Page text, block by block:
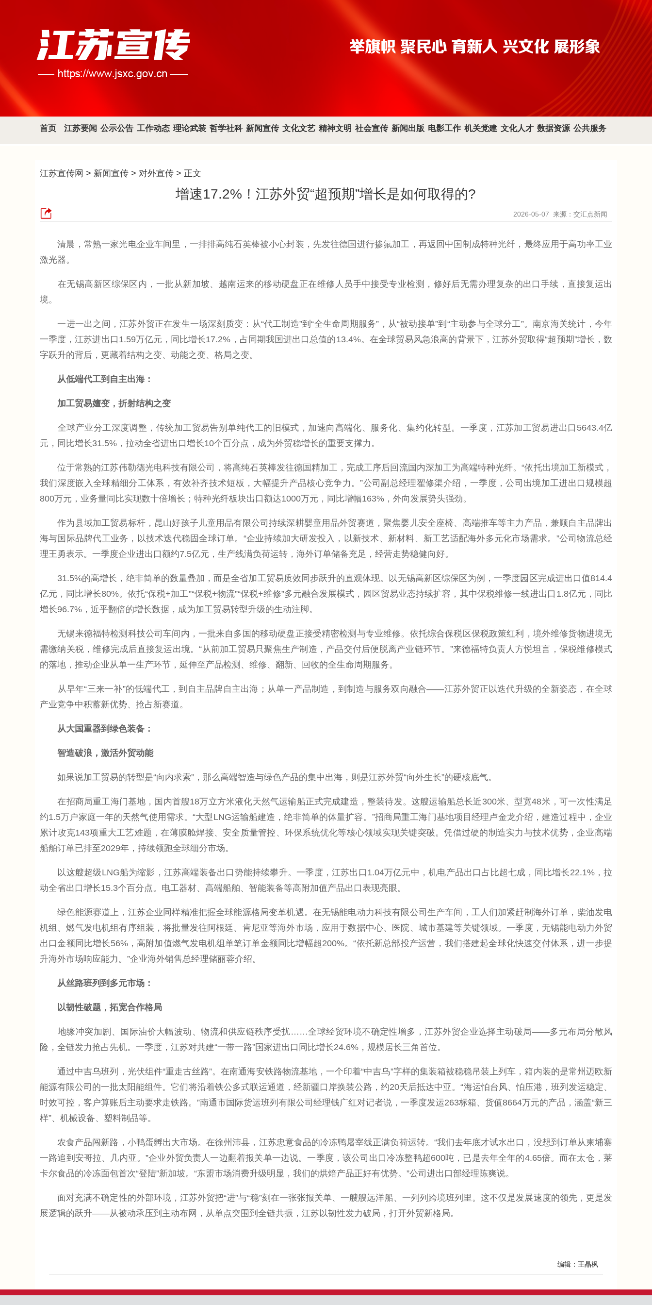
首页 江苏要闻 公示公告 工作动态 理论武装 哲学社科 新闻宣传 文化文艺 精神文明 社会宣传 新闻出版 电影工作 机关党建 文化人才 数据资源 公共服务
江苏宣传网 > 新闻宣传 > 对外宣传 > 正文
增速17.2%！江苏外贸“超预期”增长是如何取得的?
2026-05-07 来源：交汇点新闻
清晨，常熟一家光电企业车间里，一排排高纯石英棒被小心封装，先发往德国进行掺氟加工，再返回中国制成特种光纤，最终应用于高功率工业
激光器。
在无锡高新区综保区内，一批从新加坡、越南运来的移动硬盘正在维修人员手中接受专业检测，修好后无需办理复杂的出口手续，直接复运出
境。
一进一出之间，江苏外贸正在发生一场深刻质变：从“代工制造”到“全生命周期服务”，从“被动接单”到“主动参与全球分工”。南京海关统计，今年
一季度，江苏进出口1.59万亿元，同比增长17.2%，占同期我国进出口总值的13.4%。在全球贸易风急浪高的背景下，江苏外贸取得“超预期”增长，数
字跃升的背后，更藏着结构之变、动能之变、格局之变。
从低端代工到自主出海：
加工贸易嬗变，折射结构之变
全球产业分工深度调整，传统加工贸易告别单纯代工的旧模式，加速向高端化、服务化、集约化转型。一季度，江苏加工贸易进出口5643.4亿
元，同比增长31.5%，拉动全省进出口增长10个百分点，成为外贸稳增长的重要支撑力。
位于常熟的江苏伟勒德光电科技有限公司，将高纯石英棒发往德国精加工，完成工序后回流国内深加工为高端特种光纤。“依托出境加工新模式，
我们深度嵌入全球精细分工体系，有效补齐技术短板，大幅提升产品核心竞争力。”公司副总经理翟修渠介绍，一季度，公司出境加工进出口规模超
800万元，业务量同比实现数十倍增长；特种光纤板块出口额达1000万元，同比增幅163%，外向发展势头强劲。
作为县域加工贸易标杆，昆山好孩子儿童用品有限公司持续深耕婴童用品外贸赛道，聚焦婴儿安全座椅、高端推车等主力产品，兼顾自主品牌出
海与国际品牌代工业务，以技术迭代稳固全球订单。“企业持续加大研发投入，以新技术、新材料、新工艺适配海外多元化市场需求。”公司物流总经
理王勇表示。一季度企业进出口额约7.5亿元，生产线满负荷运转，海外订单储备充足，经营走势稳健向好。
31.5%的高增长，绝非简单的数量叠加，而是全省加工贸易质效同步跃升的直观体现。以无锡高新区综保区为例，一季度园区完成进出口值814.4
亿元，同比增长80%。依托“保税+加工”“保税+物流”“保税+维修”多元融合发展模式，园区贸易业态持续扩容，其中保税维修一线进出口1.8亿元，同比
增长96.7%，近乎翻倍的增长数据，成为加工贸易转型升级的生动注脚。
无锡来德福特检测科技公司车间内，一批来自多国的移动硬盘正接受精密检测与专业维修。依托综合保税区保税政策红利，境外维修货物进境无
需缴纳关税，维修完成后直接复运出境。“从前加工贸易只聚焦生产制造，产品交付后便脱离产业链环节。”来德福特负责人方悦坦言，保税维修模式
的落地，推动企业从单一生产环节，延伸至产品检测、维修、翻新、回收的全生命周期服务。
从早年“三来一补”的低端代工，到自主品牌自主出海；从单一产品制造，到制造与服务双向融合——江苏外贸正以迭代升级的全新姿态，在全球
产业竞争中积蓄新优势、抢占新赛道。
从大国重器到绿色装备：
智造破浪，激活外贸动能
如果说加工贸易的转型是“向内求索”，那么高端智造与绿色产品的集中出海，则是江苏外贸“向外生长”的硬核底气。
在招商局重工海门基地，国内首艘18万立方米液化天然气运输船正式完成建造，整装待发。这艘运输船总长近300米、型宽48米，可一次性满足
约1.5万户家庭一年的天然气使用需求。“大型LNG运输船建造，绝非简单的体量扩容。”招商局重工海门基地项目经理卢金龙介绍，建造过程中，企业
累计攻克143项重大工艺难题，在薄膜舱焊接、安全质量管控、环保系统优化等核心领域实现关键突破。凭借过硬的制造实力与技术优势，企业高端
船舶订单已排至2029年，持续领跑全球细分市场。
以这艘超级LNG船为缩影，江苏高端装备出口势能持续攀升。一季度，江苏出口1.04万亿元中，机电产品出口占比超七成，同比增长22.1%，拉
动全省出口增长15.3个百分点。电工器材、高端船舶、智能装备等高附加值产品出口表现亮眼。
绿色能源赛道上，江苏企业同样精准把握全球能源格局变革机遇。在无锡能电动力科技有限公司生产车间，工人们加紧赶制海外订单，柴油发电
机组、燃气发电机组有序组装，将批量发往阿根廷、肯尼亚等海外市场，应用于数据中心、医院、城市基建等关键领域。一季度，无锡能电动力外贸
出口金额同比增长56%，高附加值燃气发电机组单笔订单金额同比增幅超200%。“依托新总部投产运营，我们搭建起全球化快速交付体系，进一步提
升海外市场响应能力。”企业海外销售总经理储丽蓉介绍。
从丝路班列到多元市场：
以韧性破题，拓宽合作格局
地缘冲突加剧、国际油价大幅波动、物流和供应链秩序受扰……全球经贸环境不确定性增多，江苏外贸企业选择主动破局——多元布局分散风
险，全链发力抢占先机。一季度，江苏对共建“一带一路”国家进出口同比增长24.6%，规模居长三角首位。
通过中吉乌班列，光伏组件“重走古丝路”。在南通海安铁路物流基地，一个印着“中吉乌”字样的集装箱被稳稳吊装上列车，箱内装的是常州迈欧新
能源有限公司的一批太阳能组件。它们将沿着铁公多式联运通道，经新疆口岸换装公路，约20天后抵达中亚。“海运怕台风、怕压港，班列发运稳定、
时效可控，客户算账后主动要求走铁路。”南通市国际货运班列有限公司经理钱广红对记者说，一季度发运263标箱、货值8664万元的产品，涵盖“新三
样”、机械设备、塑料制品等。
农食产品闯新路，小鸭蛋孵出大市场。在徐州沛县，江苏忠意食品的冷冻鸭屠宰线正满负荷运转。“我们去年底才试水出口，没想到订单从柬埔寨
一路追到安哥拉、几内亚。”企业外贸负责人一边翻着报关单一边说。一季度，该公司出口冷冻整鸭超600吨，已是去年全年的4.65倍。而在太仓，莱
卡尔食品的冷冻面包首次“登陆”新加坡。“东盟市场消费升级明显，我们的烘焙产品正好有优势。”公司进出口部经理陈爽说。
面对充满不确定性的外部环境，江苏外贸把“进”与“稳”刻在一张张报关单、一艘艘远洋船、一列列跨境班列里。这不仅是发展速度的领先，更是发
展逻辑的跃升——从被动承压到主动布网，从单点突围到全链共振，江苏以韧性发力破局，打开外贸新格局。
编辑：王晶枫